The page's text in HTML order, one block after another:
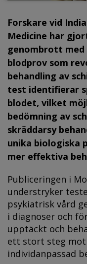
Forskare vid
Medicine har
genombrott
blodprov som
behandling av
test identifierar
blodet, vilket
bedömning av
skräddarsy
unika biologiska
mer effektiva
Publiceringen i
understryker
psykiatrisk vård
i diagnoser och
upptäckt och
ett stort steg
individanpassad